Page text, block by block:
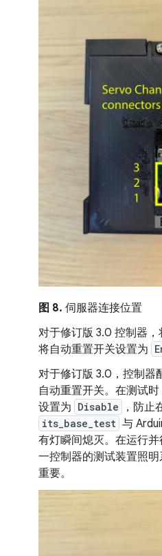
图 8. 伺服器连接位置
对于修订版 3.0 控制器
将自动重置开关设置为
对于修订版 3.0，控制器
自动重置开关。在测试
设置为 Disable ，防止
its_base_test 与
有灯瞬间熄灭。在运行
一控制器的测试装置照
重要。